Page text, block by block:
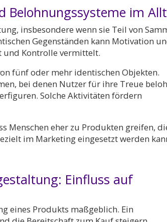
Belohnungssysteme im
insbesondere wenn sie Teil von
Gegenständen kann Motivation
und Kontrolle vermittelt.
fünf oder mehr identischen Objekten.
bei denen Nutzer für ihre Treue
Solche Aktivitäten fördern
Menschen eher zu Produkten greifen,
im Marketing eingesetzt werden
Einfluss auf
eines Produkts maßgeblich. Ein